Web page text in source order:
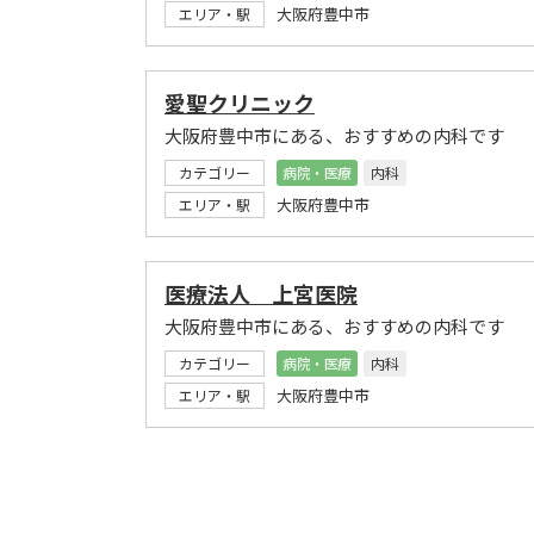
エリア・駅
大阪府豊中市
愛聖クリニック
大阪府豊中市にある、おすすめの内科です
カテゴリー 病院・医療
内科
エリア・駅
大阪府豊中市
医療法人 上宮医院
大阪府豊中市にある、おすすめの内科です
カテゴリー 病院・医療
内科
エリア・駅
大阪府豊中市